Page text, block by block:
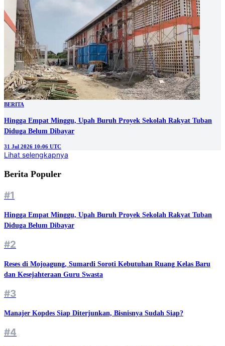
BERITA
Hingga Empat Minggu, Upah Buruh Proyek Sekolah Rakyat Tuban
Diduga Belum Dibayar
31 Jul 2026 10:06 UTC
Lihat selengkapnya
Berita Populer
#1
Hingga Empat Minggu, Upah Buruh Proyek Sekolah Rakyat Tuban
Diduga Belum Dibayar
#2
Reses di Mojoagung, Sumardi Soroti Kebutuhan Ruang Kelas Baru
dan Kesejahteraan Guru Swasta
#3
Manajer Kopdes Siap Diterjunkan, Bisnisnya Sudah Siap?
#4